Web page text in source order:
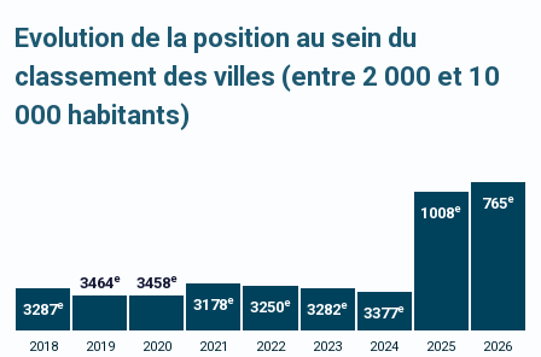
Evolution de la position au sein du
classement des villes (entre 2 000 et 10
000 habitants)
3287e
3464e 3458e
3178e 3250e 3282e 3377e
1008e 765e
2018 2019 2020 2021 2022 2023 2024 2025 2026